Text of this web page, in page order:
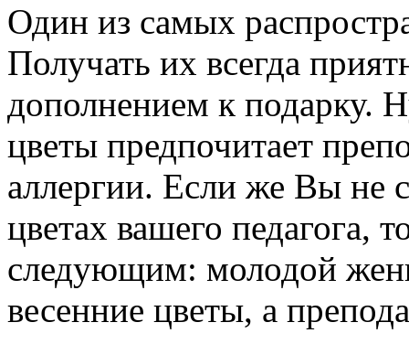
Один из самых
Получать их всегда
дополнением к подарку.
цветы предпочитает
аллергии. Если же Вы не
цветах вашего педагога,
следующим: молодой
весенние цветы, а